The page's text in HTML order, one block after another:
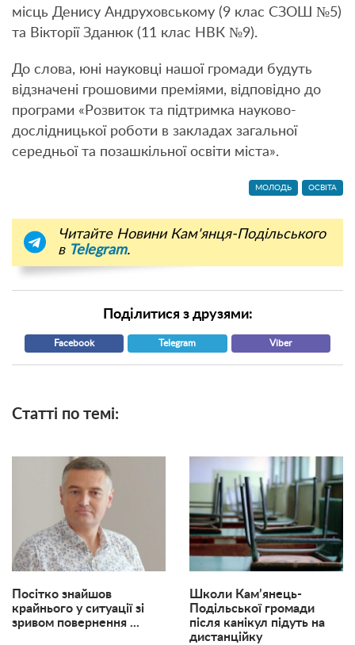
місць Денису Андруховському (9 клас СЗОШ №5)
та Вікторії Зданюк (11 клас НВК №9).
До слова, юні науковці нашої громади будуть
відзначені грошовими преміями, відповідно до
програми «Розвиток та підтримка науково-
дослідницької роботи в закладах загальної
середньої та позашкільної освіти міста».
МОЛОДЬ ОСВІТА
Читайте Новини Кам'янця-Подільського
в Telegram.
Поділитися з друзями:
Facebook Telegram Viber
Статті по темі:
Посітко знайшов
крайнього у ситуації зі
зривом повернення ...
Школи Кам’янець-
Подільської громади
після канікул підуть на
дистанційку